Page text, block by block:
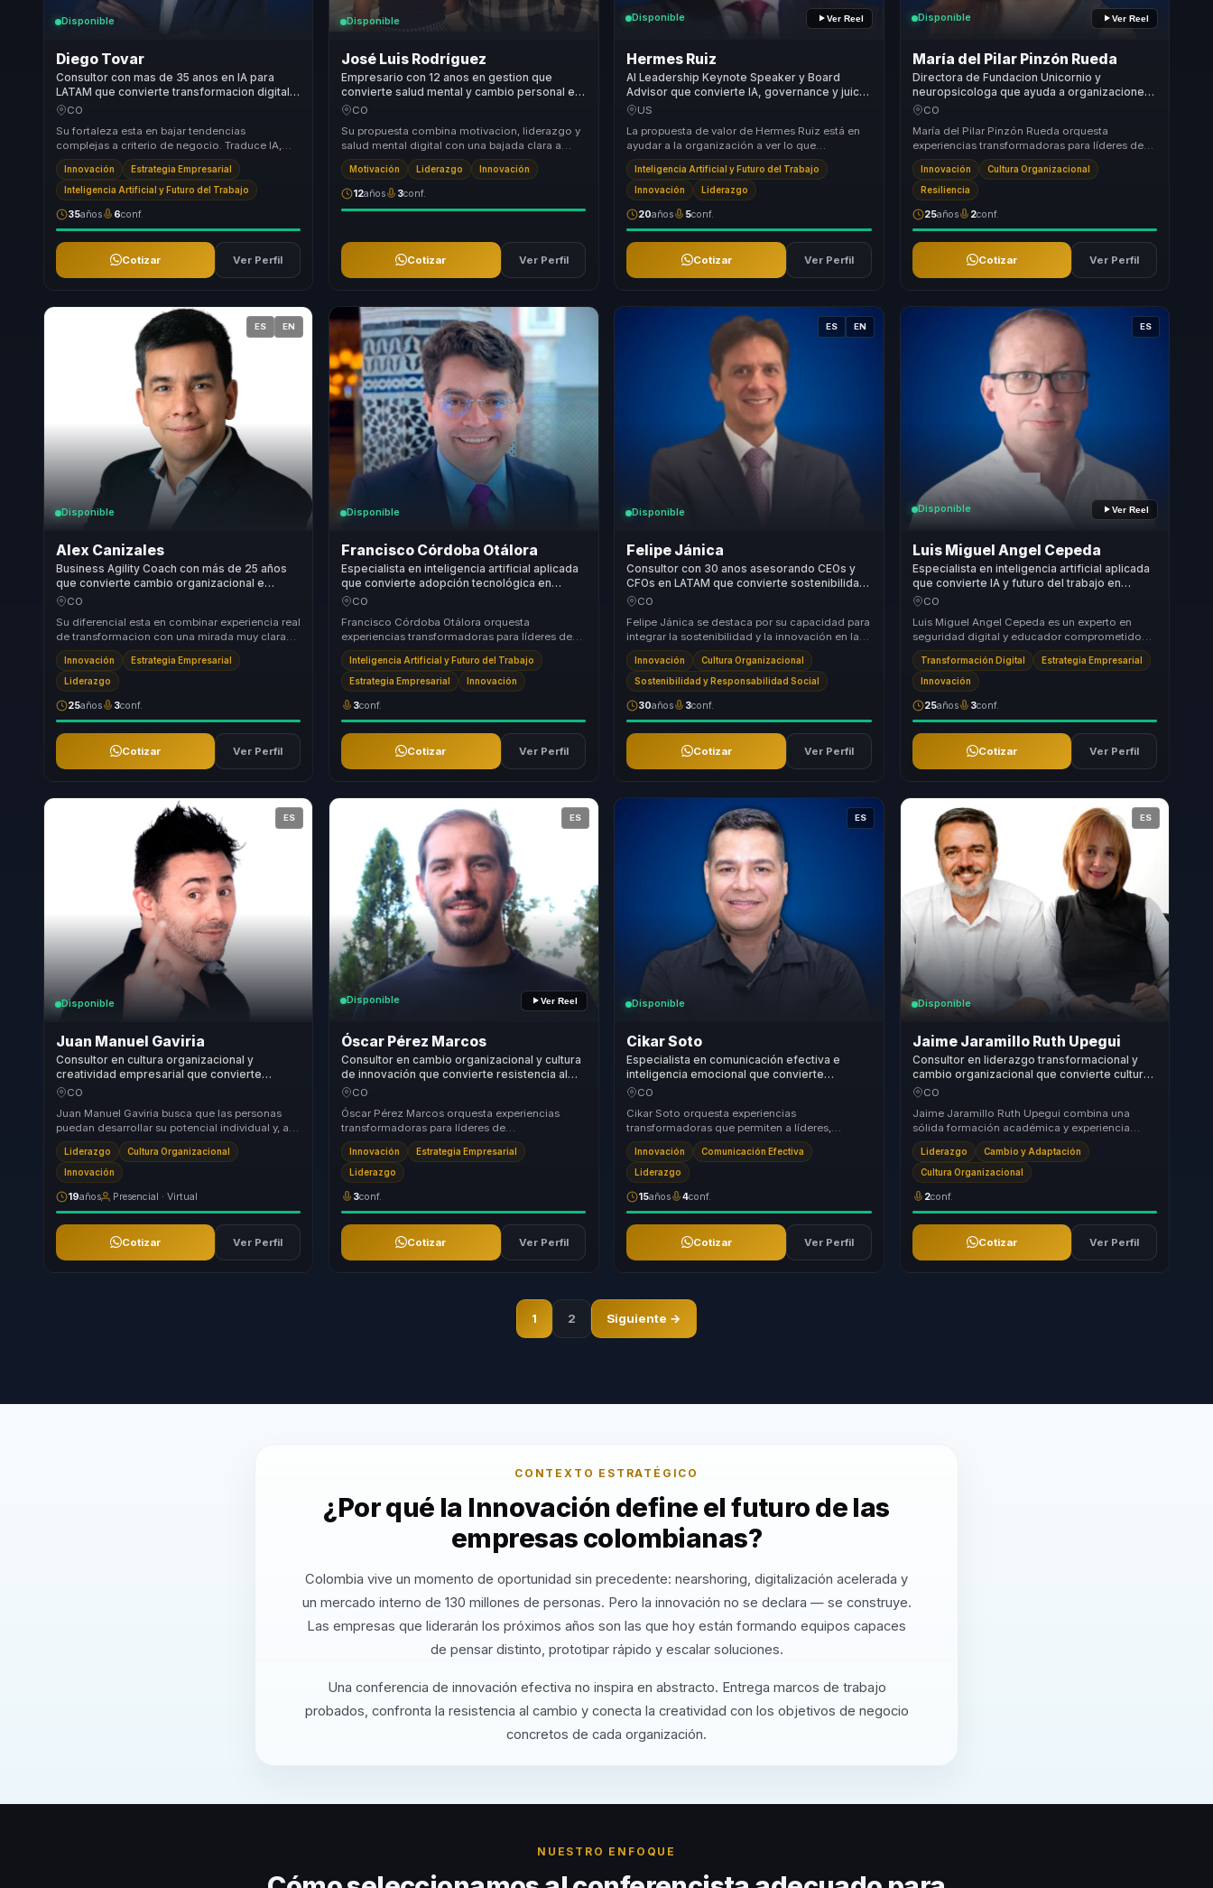
Disponible
Diego Tovar
Consultor con mas de 35 anos en IA para
LATAM que convierte transformacion digital
en decisiones ejecutivas para lideres.
CO
Su fortaleza esta en bajar tendencias
complejas a criterio de negocio. Traduce IA,
Web3 y transformacion digital a preguntas
concretas so...
Innovación Estrategia Empresarial
Inteligencia Artificial y Futuro del Trabajo
35años 6conf.
Cotizar Ver Perfil
Disponible
José Luis Rodríguez
Empresario con 12 anos en gestion que
convierte salud mental y cambio personal en
foco sostenido para equipos exigentes.
CO
Su propuesta combina motivacion, liderazgo y
salud mental digital con una bajada clara a
rendimiento cotidiano. Convierte temas que
mucha...
Motivación Liderazgo Innovación
12años 3conf.
Cotizar Ver Perfil
Disponible Ver Reel
Hermes Ruiz
AI Leadership Keynote Speaker y Board
Advisor que convierte IA, governance y juicio
humano en decisiones para leaders, boards
US
La propuesta de valor de Hermes Ruiz está en
ayudar a la organización a ver lo que
normalmente nadie quiere nombrar: que el
problema no e...
Inteligencia Artificial y Futuro del Trabajo
Innovación Liderazgo
20años 5conf.
Cotizar Ver Perfil
Disponible Ver Reel
María del Pilar Pinzón Rueda
Directora de Fundacion Unicornio y
neuropsicologa que ayuda a organizaciones
a convertir adaptacion al cambio en
CO
María del Pilar Pinzón Rueda orquesta
experiencias transformadoras para líderes de
transformación, aprendizaje e innovación
organizaciona...
Innovación Cultura Organizacional
Resiliencia
25años 2conf.
Cotizar Ver Perfil
ES EN
Disponible
Alex Canizales
Business Agility Coach con más de 25 años
que convierte cambio organizacional e
innovación en velocidad, valor y liderazgo
CO
Su diferencial esta en combinar experiencia real
de transformacion con una mirada muy clara
sobre agilidad empresarial. Convierte concept...
Innovación Estrategia Empresarial
Liderazgo
25años 3conf.
Cotizar Ver Perfil
Disponible
Francisco Córdoba Otálora
Especialista en inteligencia artificial aplicada
que convierte adopción tecnológica en
resultados reales y sostenibles para líderes
CO
Francisco Córdoba Otálora orquesta
experiencias transformadoras para líderes de
negocio, talento e innovación, ayudándolos a
dejar atrás ...
Inteligencia Artificial y Futuro del Trabajo
Estrategia Empresarial Innovación
3conf.
Cotizar Ver Perfil
ES EN
Disponible
Felipe Jánica
Consultor con 30 anos asesorando CEOs y
CFOs en LATAM que convierte sostenibilidad
y ESG en decisiones ejecutivas para lideres.
CO
Felipe Jánica se destaca por su capacidad para
integrar la sostenibilidad y la innovación en las
estrategias empresariales. Su enfoque ún...
Innovación Cultura Organizacional
Sostenibilidad y Responsabilidad Social
30años 3conf.
Cotizar Ver Perfil
ES
Disponible Ver Reel
Luis Miguel Angel Cepeda
Especialista en inteligencia artificial aplicada
que convierte IA y futuro del trabajo en
adopción real, criterio y decisiones para
CO
Luis Miguel Angel Cepeda es un experto en
seguridad digital y educador comprometido
con la promoción de una convivencia segura
en la red....
Transformación Digital Estrategia Empresarial
Innovación
25años 3conf.
Cotizar Ver Perfil
ES
Disponible
Juan Manuel Gaviria
Consultor en cultura organizacional y
creatividad empresarial que convierte
innovación en productividad, colaboración y
CO
Juan Manuel Gaviria busca que las personas
puedan desarrollar su potencial individual y, a la
vez, generen un impacto positivo en sus cír...
Liderazgo Cultura Organizacional
Innovación
19años Presencial · Virtual
Cotizar Ver Perfil
ES
Disponible Ver Reel
Óscar Pérez Marcos
Consultor en cambio organizacional y cultura
de innovación que convierte resistencia al
cambio en adaptación, creatividad y
CO
Óscar Pérez Marcos orquesta experiencias
transformadoras para líderes de
transformación, aprendizaje e innovación
organizacional. Su prop...
Innovación Estrategia Empresarial
Liderazgo
3conf.
Cotizar Ver Perfil
ES
Disponible
Cikar Soto
Especialista en comunicación efectiva e
inteligencia emocional que convierte
neuroventas en influencia, cierre y
CO
Cikar Soto orquesta experiencias
transformadoras que permiten a líderes,
directivos y responsables de equipos dejar
atrás estructuras des...
Innovación Comunicación Efectiva
Liderazgo
15años 4conf.
Cotizar Ver Perfil
ES
Disponible
Jaime Jaramillo Ruth Upegui
Consultor en liderazgo transformacional y
cambio organizacional que convierte cultura
de innovación en adaptación, criterio y
CO
Jaime Jaramillo Ruth Upegui combina una
sólida formación académica y experiencia
profesional para ofrecer un enfoque único en el
desarrol...
Liderazgo Cambio y Adaptación
Cultura Organizacional
2conf.
Cotizar Ver Perfil
1 2 Siguiente →
CONTEXTO ESTRATÉGICO
¿Por qué la Innovación define el futuro de las
empresas colombianas?
Colombia vive un momento de oportunidad sin precedente: nearshoring, digitalización acelerada y
un mercado interno de 130 millones de personas. Pero la innovación no se declara — se construye.
Las empresas que liderarán los próximos años son las que hoy están formando equipos capaces
de pensar distinto, prototipar rápido y escalar soluciones.
Una conferencia de innovación efectiva no inspira en abstracto. Entrega marcos de trabajo
probados, confronta la resistencia al cambio y conecta la creatividad con los objetivos de negocio
concretos de cada organización.
NUESTRO ENFOQUE